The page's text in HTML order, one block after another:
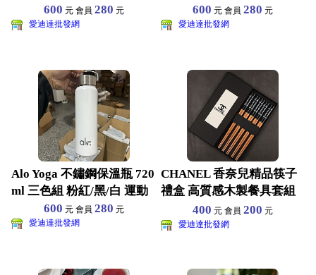
600 元 會員 280 元
愛迪達批發網
600 元 會員280 元
愛迪達批發網
Alo Yoga 不鏽鋼保溫瓶 720
ml 三色組 粉紅/黑/白 運動
600 元 會員 280 元
愛迪達批發網
CHANEL 香奈兒精品筷子
禮盒 高質感木製餐具套組
防滑耐用環保設計
400 元 會員200 元
愛迪達批發網